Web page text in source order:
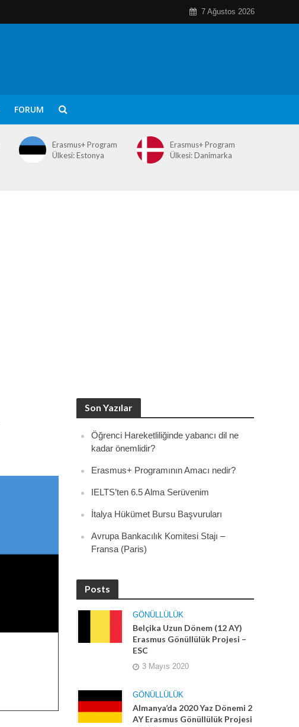
7 Ağustos 2026
FORUM
Erasmus+ Program
Ülkesi: Estonya
Erasmus+ Program
Ülkesi: Danimarka
Son Yazılar
Öğrenci Hareketliliğinde yabancı dil ne
kadar önemlidir?
Erasmus+ Programının Amacı nedir?
IELTS’ten 6.5 Alma Serüvenim
İtalya Hükümet Bursu Başvuruları
Avrupa Bankacılık Komitesi Stajı –
Fransa (Paris)
Posts
GÖNÜLLÜLÜK
Belçika Uzun Dönem (12 AY)
Erasmus Gönüllülük Projesi –
ESC
3 Mayıs 2020
GÖNÜLLÜLÜK
Almanya’da 2020 Yaz Dönemi 2
AY Erasmus Gönüllülük Projesi